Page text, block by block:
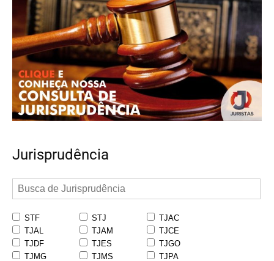
Jurisprudência
STF STJ
TJAC
TJAL
TJAM
TJCE
TJDF
TJES
TJGO
TJMG
TJMS
TJPA